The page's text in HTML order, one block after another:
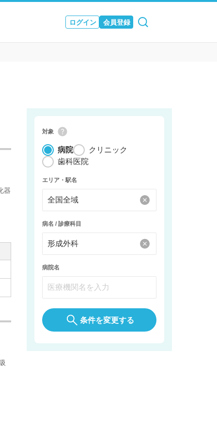
ログイン 会員登録
対象
病院
クリニック
歯科医院
エリア・駅名
病名 / 診療科目
病院名
条件を変更する
器